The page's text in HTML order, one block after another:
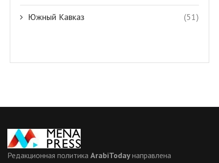
Южный Кавказ (51)
Редакционная политика ArabiTodayнаправлена